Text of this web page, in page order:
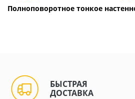
Полноповоротное тонкое
БЫСТРАЯ
ДОСТАВКА